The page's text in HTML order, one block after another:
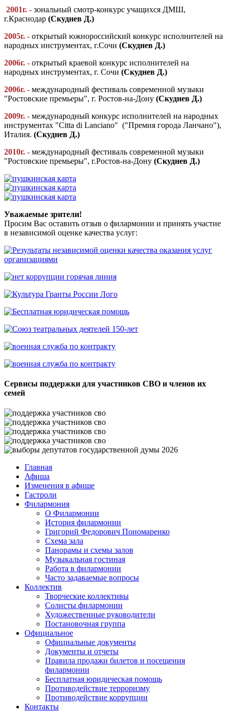
2001г. - зональный смотр-конкурс учащихся ДМШ,
г.Краснодар (Скуднев Д.)
2005г. - открытый южнороссийский конкурс исполнителей на
народных инструментах, г.Сочи (Скуднев Д.)
2006г. - открытый краевой конкурс исполнителей на
народных инструментах, г. Сочи (Скуднев Д.)
2006г. - международный фестиваль современной музыки
"Ростовские премьеры", г. Ростов-на-Дону (Скуднев Д.)
2009г. - международный конкурс исполнителей на народных
инструментах "Citta di Lanciano" ("Премия города Ланчано"),
Италия. (Скуднев Д.)
2010г. - международный фестиваль современной музыки
"Ростовские премьеры", г.Ростов-на-Дону (Скуднев Д.)
Уважаемые зрители!
Просим Вас оставить отзыв о филармонии и принять участие
в независимой оценке качества услуг:
Сервисы поддержки для участников СВО и членов их
семей
Главная
Афиша
Изменения в афише
Гастроли
Филармония
О Филармонии
История филармонии
Григорий Федорович Пономаренко
Схема зала
Панорамы и схемы залов
Музыкальная гостиная
Работа в филармонии
Часто задаваемые вопросы
Коллектив
Творческие коллективы
Солисты филармонии
Художественные руководители
Постановочная группа
Официальное
Официальные документы
Документы и отчеты
Правила продажи билетов и посещения
филармонии
Бесплатная юридическая помощь
Противодействие терроризму
Противодействие коррупции
Контакты